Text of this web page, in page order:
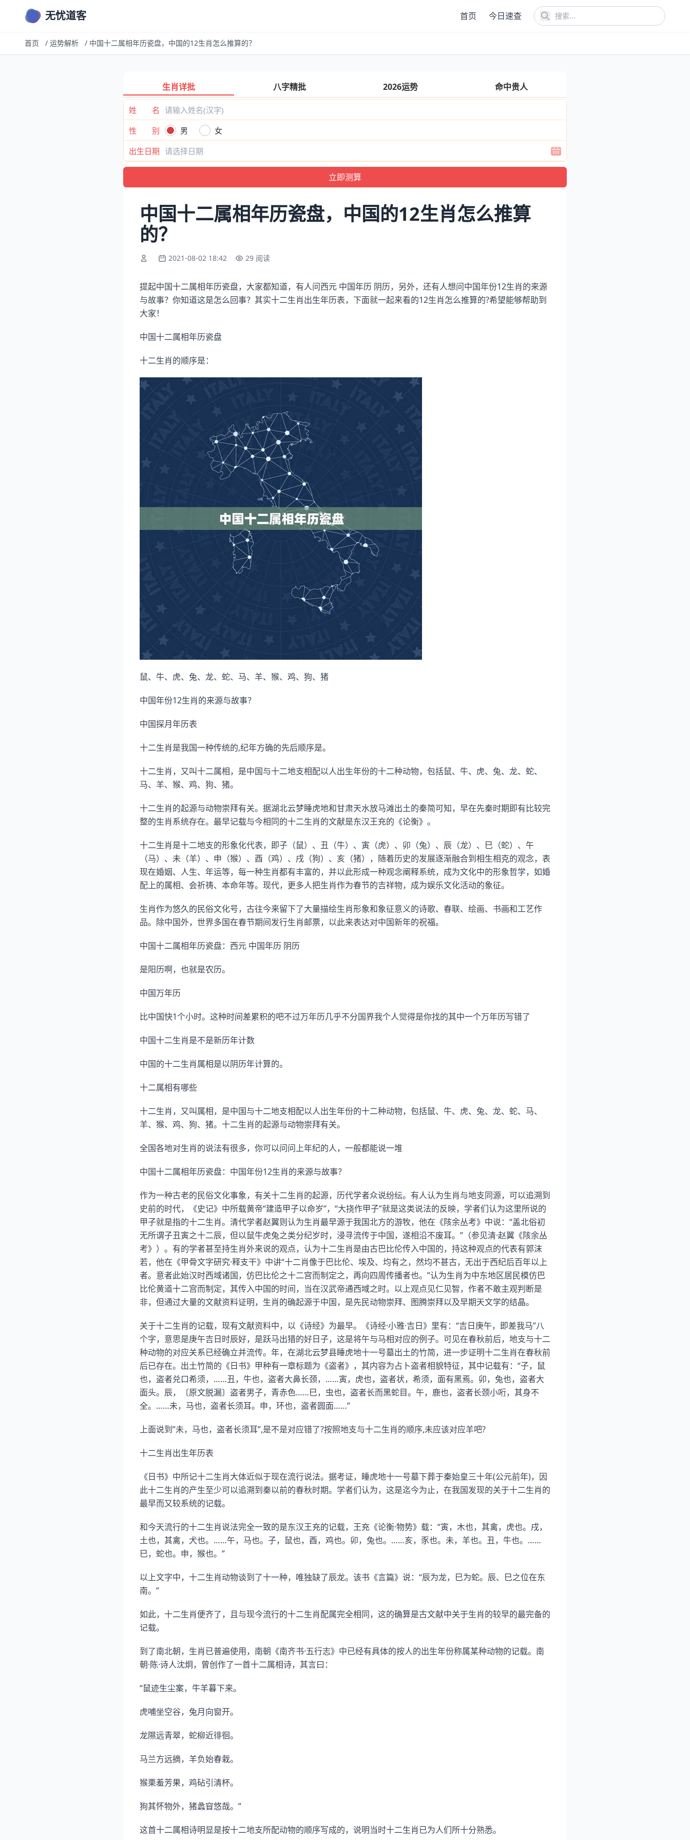
无忧道客 首页 今日速查
首页 / 运势解析 / 中国十二属相年历瓷盘，中国的12生肖怎么推算的？
生肖详批 八字精批 2026运势 命中贵人
姓 名
性 别
男
女
出生日期
中国十二属相年历瓷盘，中国的12生肖怎么推算
的？
2021-08-02 18:42 29 阅读
提起中国十二属相年历瓷盘，大家都知道，有人问西元 中国年历 阴历，另外，还有人想问中国年份12生肖的来源
与故事？你知道这是怎么回事？其实十二生肖出生年历表，下面就一起来看的12生肖怎么推算的?希望能够帮助到
大家！
中国十二属相年历瓷盘
十二生肖的顺序是：
鼠、牛、虎、兔、龙、蛇、马、羊、猴、鸡、狗、猪
中国年份12生肖的来源与故事？
中国探月年历表
十二生肖是我国一种传统的,纪年方确的先后顺序是。
十二生肖，又叫十二属相，是中国与十二地支相配以人出生年份的十二种动物，包括鼠、牛、虎、兔、龙、蛇、
马、羊、猴、鸡、狗、猪。
十二生肖的起源与动物崇拜有关。据湖北云梦睡虎地和甘肃天水放马滩出土的秦简可知，早在先秦时期即有比较完
整的生肖系统存在。最早记载与今相同的十二生肖的文献是东汉王充的《论衡》。
十二生肖是十二地支的形象化代表，即子（鼠）、丑（牛）、寅（虎）、卯（兔）、辰（龙）、巳（蛇）、午
（马）、未（羊）、申（猴）、酉（鸡）、戌（狗）、亥（猪），随着历史的发展逐渐融合到相生相克的观念，表
现在婚姻、人生、年运等，每一种生肖都有丰富的，并以此形成一种观念阐释系统，成为文化中的形象哲学，如婚
配上的属相、会祈祷、本命年等。现代，更多人把生肖作为春节的吉祥物，成为娱乐文化活动的象征。
生肖作为悠久的民俗文化号，古往今来留下了大量描绘生肖形象和象征意义的诗歌、春联、绘画、书画和工艺作
品。除中国外，世界多国在春节期间发行生肖邮票，以此来表达对中国新年的祝福。
中国十二属相年历瓷盘：西元 中国年历 阴历
是阳历啊，也就是农历。
中国万年历
比中国快1个小时。这种时间差累积的吧不过万年历几乎不分国界我个人觉得是你找的其中一个万年历写错了
中国十二生肖是不是新历年计数
中国的十二生肖属相是以阴历年计算的。
十二属相有哪些
十二生肖，又叫属相，是中国与十二地支相配以人出生年份的十二种动物，包括鼠、牛、虎、兔、龙、蛇、马、
羊、猴、鸡、狗、猪。十二生肖的起源与动物崇拜有关。
全国各地对生肖的说法有很多，你可以问问上年纪的人，一般都能说一堆
中国十二属相年历瓷盘：中国年份12生肖的来源与故事？
作为一种古老的民俗文化事象，有关十二生肖的起源，历代学者众说纷纭。有人认为生肖与地支同源，可以追溯到
史前的时代，《史记》中所载黄帝“建造甲子以命岁”，“大挠作甲子”就是这类说法的反映，学者们认为这里所说的
甲子就是指的十二生肖。清代学者赵翼则认为生肖最早源于我国北方的游牧，他在《陔余丛考》中说：“盖北俗初
无所谓子丑寅之十二辰，但以鼠牛虎兔之类分纪岁时，浸寻流传于中国，遂相沿不废耳。”（参见清·赵翼《陔余丛
考》）。有的学者甚至持生肖外来说的观点，认为十二生肖是由古巴比伦传入中国的，持这种观点的代表有郭沫
若，他在《甲骨文字研究·释支干》中讲“十二肖像于巴比伦、埃及、均有之，然均不甚古，无出于西纪后百年以上
者。意者此始汉时西域诸国，仿巴比伦之十二宫而制定之，再向四周传播者也。”认为生肖为中东地区居民模仿巴
比伦黄道十二宫而制定，其传入中国的时间，当在汉武帝通西域之时。以上观点见仁见智，作者不敢主观判断是
非，但通过大量的文献资料证明，生肖的确起源于中国，是先民动物崇拜、图腾崇拜以及早期天文学的结晶。
关于十二生肖的记载，现有文献资料中，以《诗经》为最早。《诗经·小雅·吉日》里有：“吉日庚午，即差我马”八
个字，意思是庚午吉日时辰好，是跃马出猎的好日子，这是将午与马相对应的例子。可见在春秋前后，地支与十二
种动物的对应关系已经确立并流传。年，在湖北云梦县睡虎地十一号墓出土的竹简，进一步证明十二生肖在春秋前
后已存在。出土竹简的《日书》甲种有一章标题为《盗者》，其内容为占卜盗者相貌特征，其中记载有：“子，鼠
也，盗者兑口希须，……丑，牛也，盗者大鼻长颈，……寅，虎也，盗者状，希须，面有黑焉。卯，兔也，盗者大
面头。辰，〔原文脱漏〕盗者男子，青赤色……巳，虫也，盗者长而黑蛇目。午，鹿也，盗者长颈小哘，其身不
全。……未，马也，盗者长须耳。申，环也，盗者圆面……”
上面说到”未，马也，盗者长须耳”,是不是对应错了?按照地支与十二生肖的顺序,未应该对应羊吧?
十二生肖出生年历表
《日书》中所记十二生肖大体近似于现在流行说法。据考证，睡虎地十一号墓下葬于秦始皇三十年(公元前年)，因
此十二生肖的产生至少可以追溯到秦以前的春秋时期。学者们认为，这是迄今为止，在我国发现的关于十二生肖的
最早而又较系统的记载。
和今天流行的十二生肖说法完全一致的是东汉王充的记载，王充《论衡·物势》载：“寅，木也，其禽，虎也。戌，
土也，其禽，犬也。……午，马也。子，鼠也，酉，鸡也。卯，兔也。……亥，豕也。未，羊也。丑，牛也。……
巳，蛇也。申，猴也。”
以上文字中，十二生肖动物谈到了十一种，唯独缺了辰龙。该书《言篇》说：“辰为龙，巳为蛇。辰、巳之位在东
南。”
如此，十二生肖便齐了，且与现今流行的十二生肖配属完全相同，这的确算是古文献中关于生肖的较早的最完备的
记载。
到了南北朝，生肖已普遍使用，南朝《南齐书·五行志》中已经有具体的按人的出生年份称属某种动物的记载。南
朝·陈·诗人沈炯，曾创作了一首十二属相诗，其言曰：
“鼠迹生尘案，牛羊暮下来。
虎哺坐空谷，兔月向窗开。
龙隰远青翠，蛇柳近徘徊。
马兰方远摘，羊负始春栽。
猴栗羞芳果，鸡砧引清杯。
狗其怀物外，猪蠡窅悠哉。”
这首十二属相诗明显是按十二地支所配动物的顺序写成的，说明当时十二生肖已为人们所十分熟悉。